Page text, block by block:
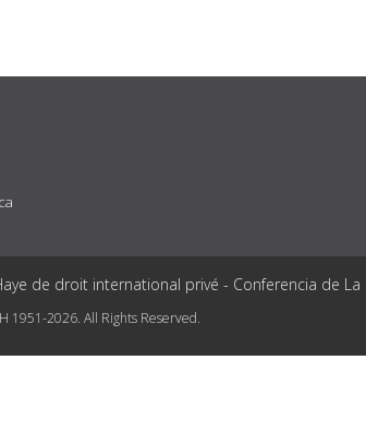
de droit international privé - Conferencia de
1951-2026. All Rights Reserved.